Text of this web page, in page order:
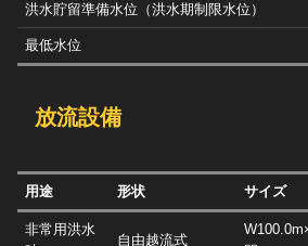
洪水貯留準備水位（洪水期制限水位）
最低水位
放流設備
用途 形状 サイズ
非常用洪水
自由越流式